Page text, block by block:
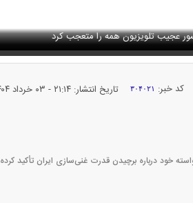
تلویزیون همه را متعجب کرد
کد خبر: ۳۰۴۰۲۱ تاریخ انتشار: ۲۱:۱۴ - ۰۳ خرداد ۱۴۰۴
خود درباره برچیدن قدرت غنی‌سازی ایران تأکید کرده